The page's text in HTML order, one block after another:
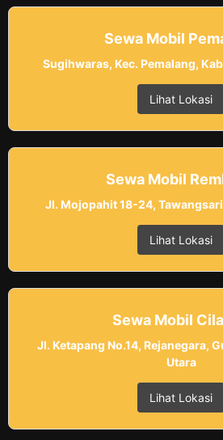
Sewa Mobil
Sugihwaras, Kec. Pemalang,
Lihat Lokasi
Sewa Mobil
Jl. Mojopahit 18-24,
Lihat Lokasi
Sewa Mobil
Jl. Ketapang No.14, Rejanegara,
Utara
Lihat Lokasi